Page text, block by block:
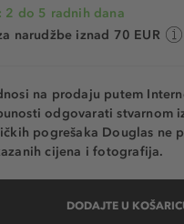
2 do 5 radnih dana
narudžbe iznad 70 EUR
na prodaju putem
odgovarati stvarnom
pogrešaka Douglas ne
cijena i fotografija.
DODAJTE U